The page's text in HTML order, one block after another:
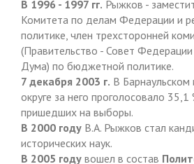
В 1996 - 1997 гг. Рыжков -
Комитета по делам Федерации и
политике, член трехсторонней
(Правительство - Совет Федерации
Дума) по бюджетной политике.
7 декабря 2003 г. В Барнаульском
округе за него проголосовало 35,1
пришедших на выборы.
В 2000 году В.А. Рыжков стал
исторических наук.
В 2005 году вошел в состав